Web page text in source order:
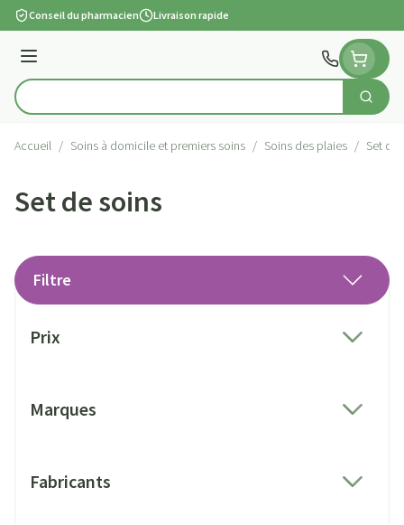
Aller au contenu
Conseil du pharmacien Livraison rapide
Menu
Rechercher
Accueil / Soins à domicile et premiers soins / Soins des plaies / Set de
Set de soins
Filtre
Prix
Marques
Fabricants